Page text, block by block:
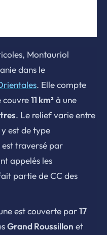
Montauriol
dans le
. Elle compte
couvre11 km²à une
. Le relief varie entre
est de type
traversé par
appelés les
partie de CC des
est couverte par17
Grand Roussillon et